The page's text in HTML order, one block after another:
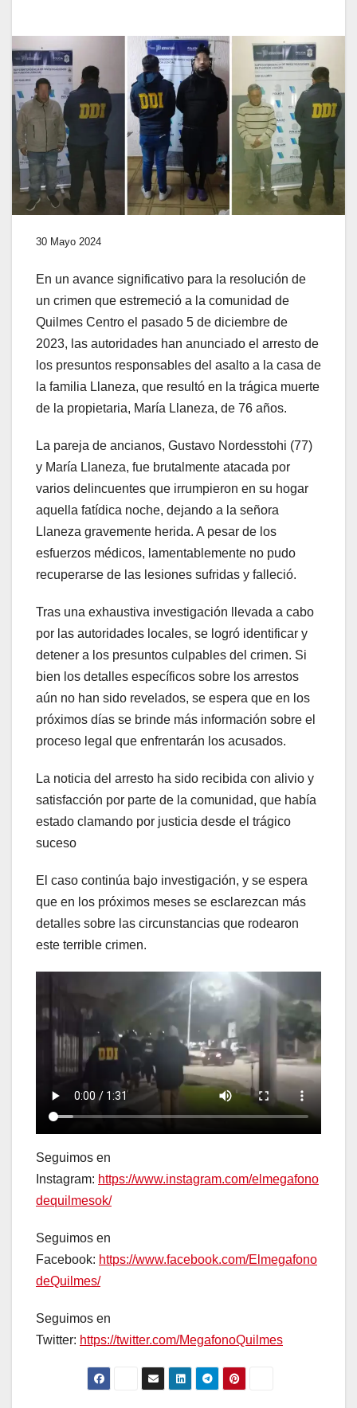
30 Mayo 2024
En un avance significativo para la resolución de
un crimen que estremeció a la comunidad de
Quilmes Centro el pasado 5 de diciembre de
2023, las autoridades han anunciado el arresto de
los presuntos responsables del asalto a la casa de
la familia Llaneza, que resultó en la trágica muerte
de la propietaria, María Llaneza, de 76 años.
La pareja de ancianos, Gustavo Nordesstohi (77)
y María Llaneza, fue brutalmente atacada por
varios delincuentes que irrumpieron en su hogar
aquella fatídica noche, dejando a la señora
Llaneza gravemente herida. A pesar de los
esfuerzos médicos, lamentablemente no pudo
recuperarse de las lesiones sufridas y falleció.
Tras una exhaustiva investigación llevada a cabo
por las autoridades locales, se logró identificar y
detener a los presuntos culpables del crimen. Si
bien los detalles específicos sobre los arrestos
aún no han sido revelados, se espera que en los
próximos días se brinde más información sobre el
proceso legal que enfrentarán los acusados.
La noticia del arresto ha sido recibida con alivio y
satisfacción por parte de la comunidad, que había
estado clamando por justicia desde el trágico
suceso
El caso continúa bajo investigación, y se espera
que en los próximos meses se esclarezcan más
detalles sobre las circunstancias que rodearon
este terrible crimen.
Seguimos en
Instagram: https://www.instagram.com/elmegafono
dequilmesok/
Seguimos en
Facebook: https://www.facebook.com/Elmegafono
deQuilmes/
Seguimos en
Twitter: https://twitter.com/MegafonoQuilmes